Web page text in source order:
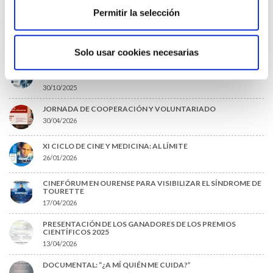
Permitir la selección
Solo usar cookies necesarias
SESIÓN AMQ: “¿ENVEJECES O REJUVENECES? LONGEVIDAD Y
MICROBIÓMICA: CLICKBAITS O CIENCIA APLICADA
TRANSFORMAR LA SANIDAD PÚBLICA: ¿ES POSIBLE EL
30/10/2025
JORNADA DE COOPERACIÓN Y VOLUNTARIADO
30/04/2026
XI CICLO DE CINE Y MEDICINA: AL LÍMITE
26/01/2026
CINEFÓRUM EN OURENSE PARA VISIBILIZAR EL SÍNDROME DE
TOURETTE
17/04/2026
PRESENTACIÓN DE LOS GANADORES DE LOS PREMIOS
CIENTÍFICOS 2025
13/04/2026
DOCUMENTAL: “¿A MÍ QUIÉN ME CUIDA?”